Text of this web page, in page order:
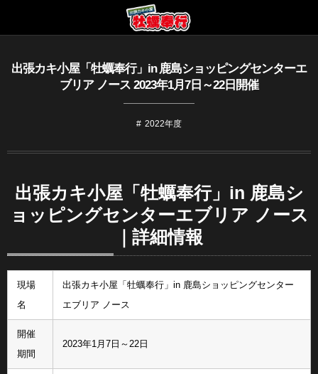
出張カキ小屋「牡蠣奉行」in 鹿島ショッピングセンターエ
ブリア ノース 2023年1月7日～22日開催
2022年度
出張カキ小屋「牡蠣奉行」in 鹿島シ
ョッピングセンターエブリア ノース
｜詳細情報
現場
名
出張カキ小屋「牡蠣奉行」in 鹿島ショッピングセンター
エブリア ノース
開催
期間
2023年1月7日～22日